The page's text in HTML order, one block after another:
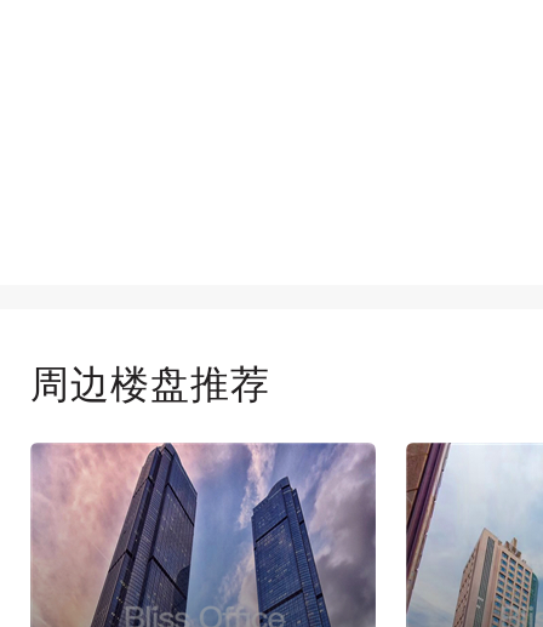
周边楼盘推荐